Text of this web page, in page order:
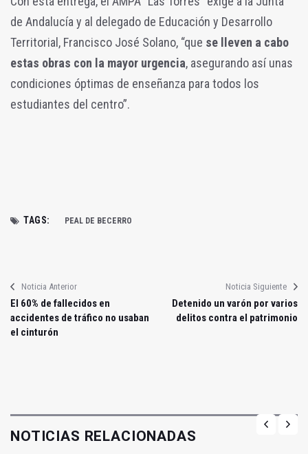
de Andalucía y al delegado de Educación y Desarrollo
Territorial, Francisco José Solano, “que se lleven a cabo
estas obras con la mayor urgencia, asegurando así unas
condiciones óptimas de enseñanza para todos los
estudiantes del centro”.
TAGS: PEAL DE BECERRO
Noticia Anterior
El 60% de fallecidos en
accidentes de tráfico no usaban
el cinturón
Noticia Siguiente
Detenido un varón por varios
delitos contra el patrimonio
NOTICIAS RELACIONADAS